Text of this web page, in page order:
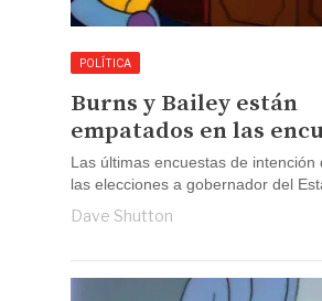
POLÍTICA
Burns y Bailey están
empatados en las
Las últimas encuestas de intención
las elecciones a gobernador del
Dave Shutton